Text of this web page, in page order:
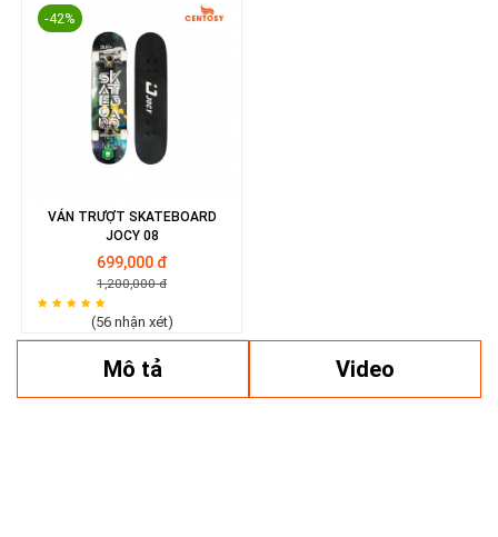
-42%
VÁN TRƯỢT SKATEBOARD
JOCY 08
699,000 đ
1,200,000 đ
(56 nhận xét)
Mô tả Video